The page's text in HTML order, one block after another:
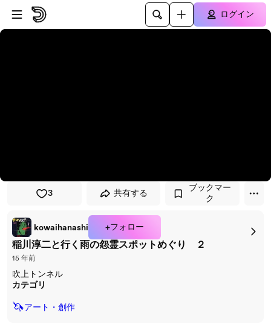
プレイヤーにスキップ
メインコンテンツにスキップ
ログイン
3 共有する
ブックマー
ク
kowaihanashi +フォロー
稲川淳二と行く雨の怨霊スポットめぐり ２
15 年前
吹上トンネル
カテゴリ
🦄アート・創作